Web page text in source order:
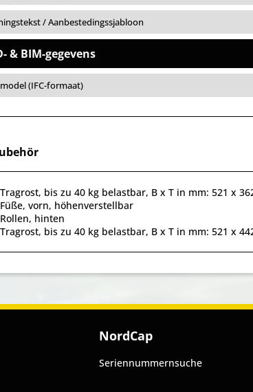
/ Aanbestedingssjabloon
& BIM-gegevens
(IFC-formaat)
bis zu 40 kg belastbar, B x T in mm: 521 x
vorn, höhenverstellbar
hinten
bis zu 40 kg belastbar, B x T in mm: 521 x
NordCap
Seriennummernsuche